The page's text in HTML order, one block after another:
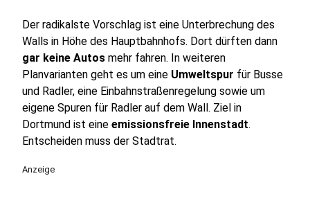
Der radikalste Vorschlag ist eine Unterbrechung des
Walls in Höhe des Hauptbahnhofs. Dort dürften dann
gar keine Autos mehr fahren. In weiteren
Planvarianten geht es um eine Umweltspur für Busse
und Radler, eine Einbahnstraßenregelung sowie um
eigene Spuren für Radler auf dem Wall. Ziel in
Dortmund ist eine emissionsfreie Innenstadt.
Entscheiden muss der Stadtrat.
Anzeige